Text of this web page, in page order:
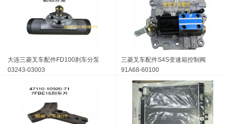
大连三菱叉车配件FD100刹车分泵
03243-03003
三菱叉车配件S4S变速箱控制阀
91A68-60100